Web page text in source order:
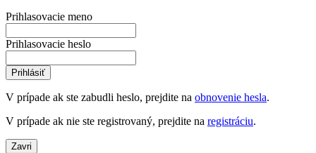
Prihlasovacie meno
Prihlasovacie heslo
Prihlásiť
V prípade ak ste zabudli heslo, prejdite na obnovenie hesla.
V prípade ak nie ste registrovaný, prejdite na registráciu.
Zavri